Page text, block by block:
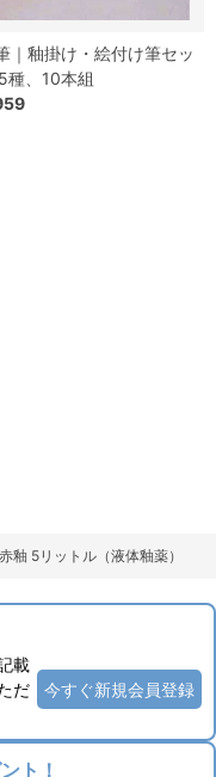
｜釉掛け・絵付け筆セッ
種、10本組
釉 5リットル（液体釉薬）
載
だ
今すぐ新規会員登録
ト！